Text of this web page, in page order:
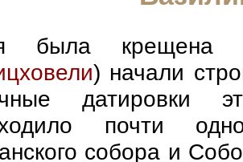
была
) начали
датировки
почти
собора и